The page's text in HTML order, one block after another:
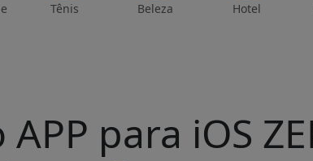
Tênis Beleza Hotel
APP para iOS